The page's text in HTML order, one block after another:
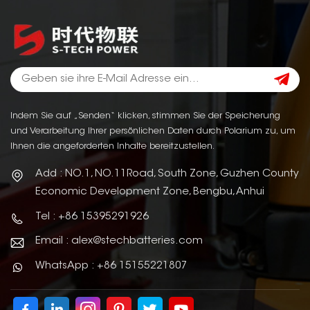
Indem Sie auf „Senden“ klicken, stimmen Sie der Speicherung
und Verarbeitung Ihrer persönlichen Daten durch Polarium zu, um
Ihnen die angeforderten Inhalte bereitzustellen.
Add : NO.1, NO.11Road, South Zone, Guzhen County
Economic Development Zone, Bengbu, Anhui
Tel : +86 15395291926
Email : alex@stechbatteries.com
WhatsApp : +86 15155221807